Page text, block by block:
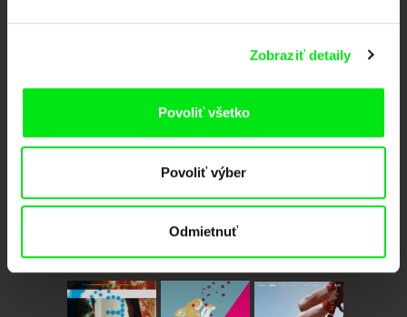
Zobraziť detaily
Povoliť všetko
Povoliť výber
Odmietnuť
európskych festivalov dokumentárneho filmu združených pod Doc Alliance.